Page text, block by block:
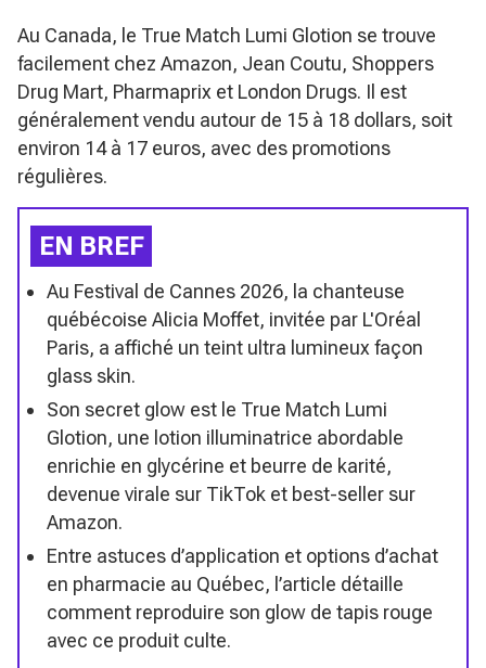
Au Canada, le True Match Lumi Glotion se trouve
facilement chez Amazon, Jean Coutu, Shoppers
Drug Mart, Pharmaprix et London Drugs. Il est
généralement vendu autour de 15 à 18 dollars, soit
environ 14 à 17 euros, avec des promotions
régulières.
EN BREF
Au Festival de Cannes 2026, la chanteuse
québécoise Alicia Moffet, invitée par L'Oréal
Paris, a affiché un teint ultra lumineux façon
glass skin.
Son secret glow est le True Match Lumi
Glotion, une lotion illuminatrice abordable
enrichie en glycérine et beurre de karité,
devenue virale sur TikTok et best-seller sur
Amazon.
Entre astuces d’application et options d’achat
en pharmacie au Québec, l’article détaille
comment reproduire son glow de tapis rouge
avec ce produit culte.